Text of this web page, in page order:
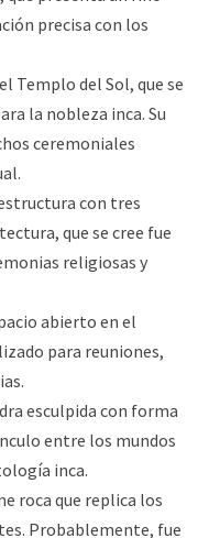
precisa con los
Templo del Sol, que se
la nobleza inca. Su
ceremoniales
con tres
que se cree fue
religiosas y
abierto en el
para reuniones,
esculpida con forma
entre los mundos
inca.
roca que replica los
Probablemente, fue